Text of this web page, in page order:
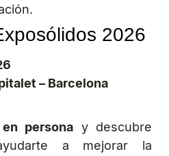
2026
– Barcelona
persona y descubre
a mejorar la